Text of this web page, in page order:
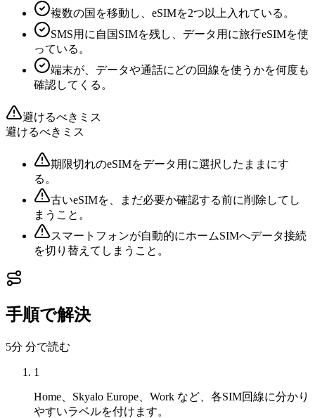
複数の国を移動し、eSIMを2つ以上入れている。
SMS用に自国SIMを残し、データ用に旅行eSIMを使
っている。
端末が、データや通話にどの回線を使うかを何度も
確認してくる。
避けるべきミス
避けるべきミス
期限切れのeSIMをデータ用に選択したままにす
る。
古いeSIMを、まだ必要か確認する前に削除してし
まうこと。
スマートフォンが自動的にホームSIMへデータ接続
を切り替えてしまうこと。
手順で解決
5分 分で読む
1
Home、Skyalo Europe、Work など、各SIM回線に分かり
やすいラベルを付けます。